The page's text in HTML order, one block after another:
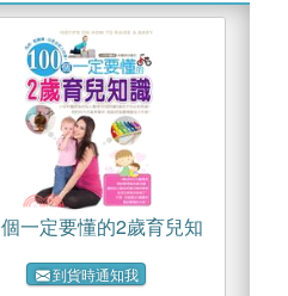
一定要懂的2歲育兒知
到貨時通知我